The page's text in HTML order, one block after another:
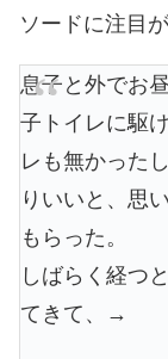
ソードに注目
息子と外でお
子トイレに駆
レも無かった
りいいと、思
もらった。
しばらく経つ
てきて、→